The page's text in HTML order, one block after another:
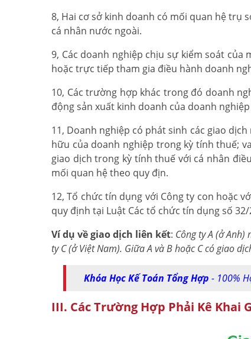
8, Hai cơ sở kinh doanh có mối quan hệ trụ
cá nhân nước ngoài.
9, Các doanh nghiệp chịu sự kiểm soát
hoặc trực tiếp tham gia điều hành doanh
10, Các trường hợp khác trong đó doanh
động sản xuất kinh doanh của doanh nghiệp
11, Doanh nghiệp có phát sinh các giao
hữu của doanh nghiệp trong kỳ tính thuế;
giao dịch trong kỳ tính thuế với cá nhân
mối quan hệ theo quy địn.
12, Tổ chức tín dụng với Công ty con hoặc
quy định tại Luật Các tổ chức tín dụng số
Ví dụ về giao dịch liên kết: Công ty A (ở
ty C (ở Việt Nam). Giữa A và B hoặc C có giao
Khóa Học Kế Toán Tổng Hợp - 100%
III. Các Trường Hợp Phải Kê Khai